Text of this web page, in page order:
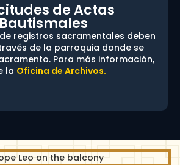
de Actas
Bautismales
registros sacramentales deben
de la parroquia donde se
Para más información,
la Oficina de Archivos.